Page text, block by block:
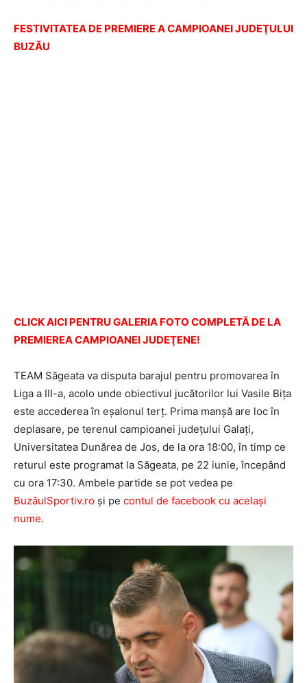
FESTIVITATEA DE PREMIERE A CAMPIOANEI JUDEŢULUI
BUZĂU
CLICK AICI PENTRU GALERIA FOTO COMPLETĂ DE LA
PREMIEREA CAMPIOANEI JUDEŢENE!
TEAM Săgeata va disputa barajul pentru promovarea în
Liga a III-a, acolo unde obiectivul jucătorilor lui Vasile Biţa
este accederea în eşalonul terţ. Prima manşă are loc în
deplasare, pe terenul campioanei judeţului Galaţi,
Universitatea Dunărea de Jos, de la ora 18:00, în timp ce
returul este programat la Săgeata, pe 22 iunie, începând
cu ora 17:30. Ambele partide se pot vedea pe
BuzăulSportiv.ro şi pe contul de facebook cu acelaşi
nume.